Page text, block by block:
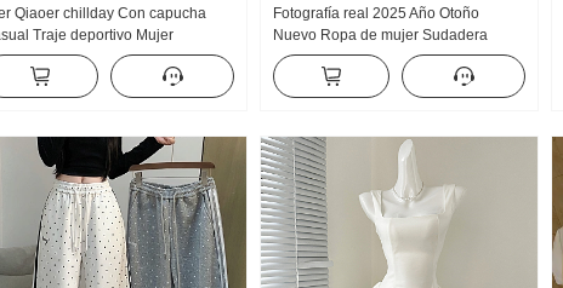
Qiaoer chillday Con capucha
Traje deportivo Mujer
Hombros descubiertos
pantalones acampanados
de tres piezas
Fotografía real 2025 Año Otoño
Nuevo Ropa de mujer Sudadera
Reducción de edad Mitad Cremallera
Moda Cuello polo Casual Versátil
Adelgazante